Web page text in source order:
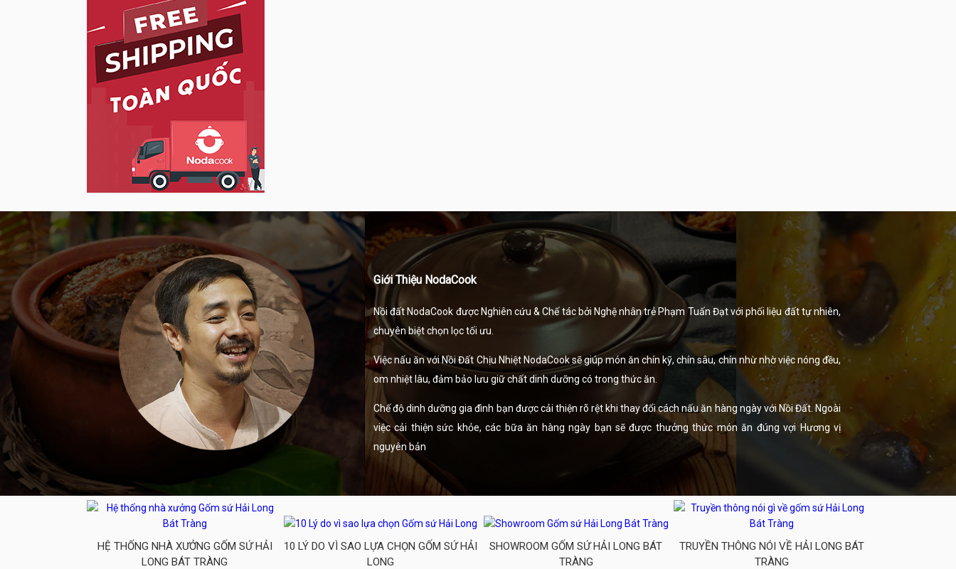
Giới Thiệu NodaCook
Nồi đất NodaCook được Nghiên cứu & Chế tác bởi Nghệ nhân trẻ Phạm Tuấn Đạt với phối liệu đất tự nhiên,
chuyên biệt chọn lọc tối ưu.
Việc nấu ăn với Nồi Đất Chịu Nhiệt NodaCook sẽ giúp món ăn chín kỹ, chín sâu, chín nhừ nhờ việc nóng đều,
om nhiệt lâu, đảm bảo lưu giữ chất dinh dưỡng có trong thức ăn.
Chế độ dinh dưỡng gia đình bạn được cải thiện rõ rệt khi thay đổi cách nấu ăn hàng ngày với Nồi Đất. Ngoài
việc cải thiện sức khỏe, các bữa ăn hàng ngày bạn sẽ được thưởng thức món ăn đúng vợi Hương vị
nguyên bản
HỆ THỐNG NHÀ XƯỞNG GỐM SỨ HẢI
LONG BÁT TRÀNG
10 LÝ DO VÌ SAO LỰA CHỌN GỐM SỨ HẢI
LONG
SHOWROOM GỐM SỨ HẢI LONG BÁT
TRÀNG
TRUYỀN THÔNG NÓI VỀ HẢI LONG BÁT
TRÀNG